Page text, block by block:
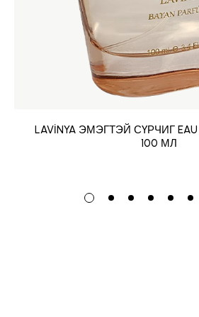
LAVİNYA ЭМЭГТЭЙ СҮРЧИГ EAU
100 МЛ